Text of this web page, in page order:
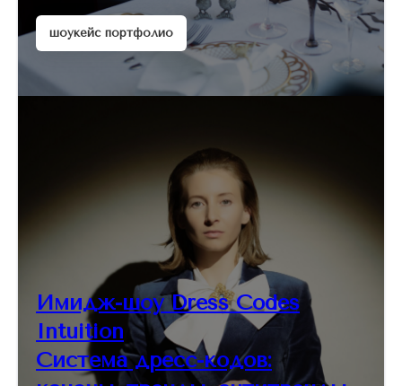
шоукейс портфолио
Имидж-шоу Dress Codes
Intuition
Система дресс-кодов: